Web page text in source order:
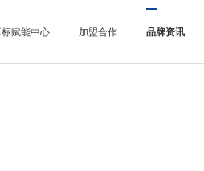
标赋能中心 加盟合作 品牌资讯